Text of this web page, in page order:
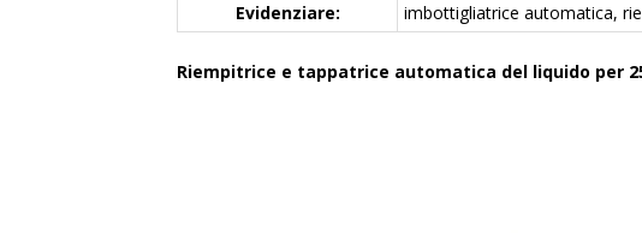
Evidenziare:
imbottigliatrice automatica,
Riempitrice e tappatrice automatica del liquido per